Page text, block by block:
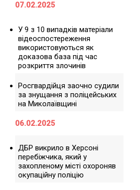
07.02.2025
У 9 з 10 випадків матеріали
відеоспостереження
використовуються як
доказова база під час
розкриття злочинів
Росгвардійця заочно судили
за знущання з поліцейських
на Миколаївщині
06.02.2025
ДБР викрило в Херсоні
перебіжчика, який у
захопленому місті охороняв
окупаційну поліцію